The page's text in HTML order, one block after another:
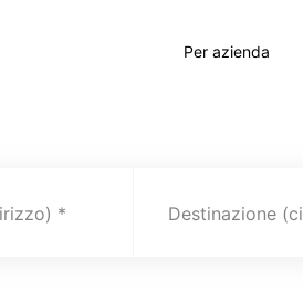
Per azienda